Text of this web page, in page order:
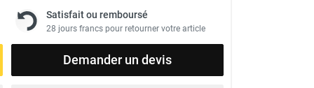
Satisfait ou remboursé
28 jours francs pour retourner votre article
Demander un devis